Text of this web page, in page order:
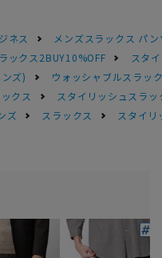
ネス
メンズスラックス パン
ックス2BUY10%OFF
スタ
ズ)
ウォッシャブルスラッ
クス
スタイリッシュスラ
ズ スラックス スタイ